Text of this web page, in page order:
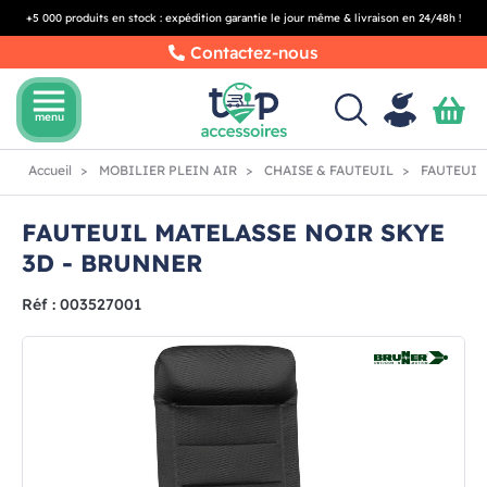
+5 000 produits en stock : expédition garantie le jour même & livraison en 24/48h !
Contactez-nous
menu
menu
Accueil MOBILIER PLEIN AIR CHAISE & FAUTEUIL
FAUTEUIL MATELASSE NOIR SKYE
3D - BRUNNER
Réf : 003527001